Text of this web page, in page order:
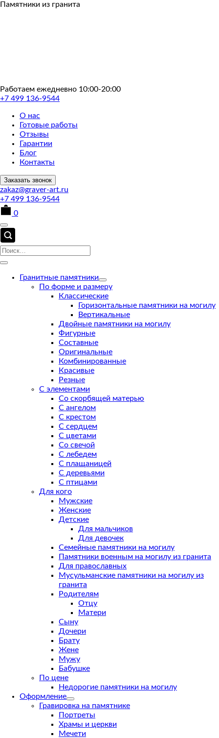
Пропустить
Памятники из гранита
Работаем ежедневно 10:00-20:00
+7 499 136-9544
О нас
Готовые работы
Отзывы
Гарантии
Блог
Контакты
Заказать звонок
zakaz@graver-art.ru
+7 499 136-9544
0
Гранитные памятники
По форме и размеру
Классические
Горизонтальные памятники на могилу
Вертикальные
Двойные памятники на могилу
Фигурные
Составные
Оригинальные
Комбинированные
Красивые
Резные
С элементами
Со скорбящей матерью
С ангелом
С крестом
С сердцем
С цветами
Со свечой
С лебедем
С плащаницей
С деревьями
С птицами
Для кого
Мужские
Женские
Детские
Для мальчиков
Для девочек
Семейные памятники на могилу
Памятники военным на могилу из гранита
Для православных
Мусульманские памятники на могилу из
гранита
Родителям
Отцу
Матери
Сыну
Дочери
Брату
Жене
Мужу
Бабушке
По цене
Недорогие памятники на могилу
Оформление
Гравировка на памятнике
Портреты
Храмы и церкви
Мечети